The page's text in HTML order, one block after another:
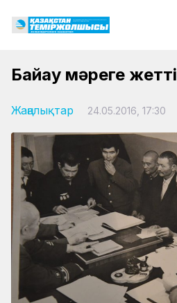
Байқау мәреге жетті
Жаңалықтар 24.05.2016, 17:30